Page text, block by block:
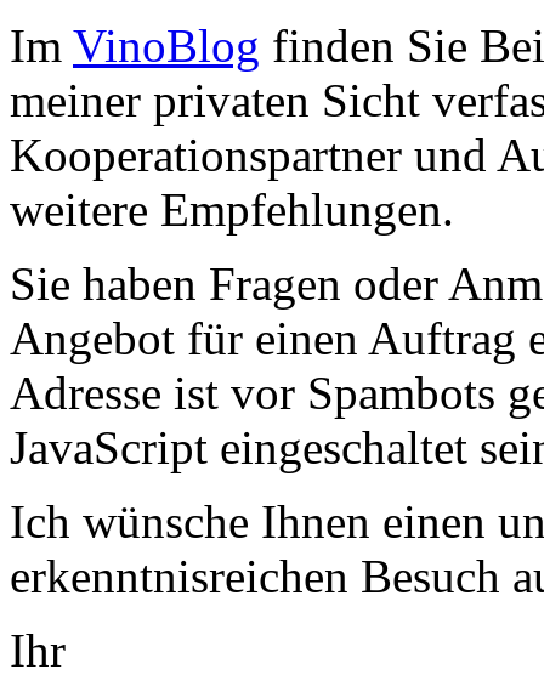
Im VinoBlog finden Sie
meiner privaten Sicht
Kooperationspartner und
weitere Empfehlungen.
Sie haben Fragen oder
Angebot für einen Auftrag
Adresse ist vor Spambots
JavaScript eingeschaltet
Ich wünsche Ihnen einen
erkenntnisreichen Besuch
Ihr